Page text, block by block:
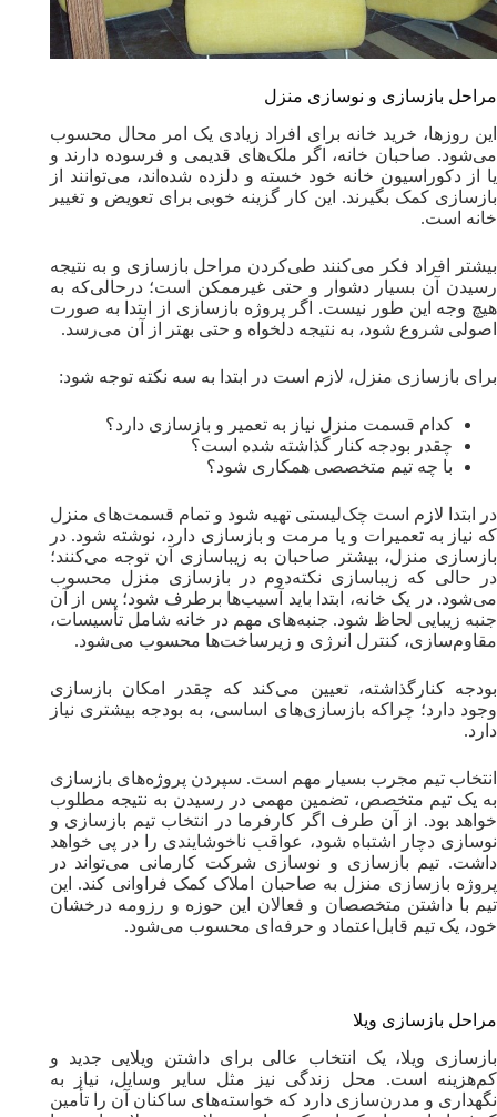
مراحل بازسازی و نوسازی منزل
این روزها، خرید خانه برای افراد زیادی یک امر محال محسوب
می‌شود. صاحبان خانه، اگر ملک‌های قدیمی و فرسوده دارند و
یا از دکوراسیون خانه خود خسته و دلزده شده‌اند، می‌توانند از
بازسازی کمک بگیرند. این کار گزینه خوبی برای تعویض و تغییر
خانه است.
بیشتر افراد فکر می‌کنند طی‌کردن مراحل بازسازی و به نتیجه
رسیدن آن بسیار دشوار و حتی غیرممکن است؛ درحالی‌که به
هیچ وجه این طور نیست. اگر پروژه بازسازی از ابتدا به صورت
اصولی شروع شود، به نتیجه دلخواه و حتی بهتر از آن می‌رسد.
برای بازسازی منزل، لازم است در ابتدا به سه نکته توجه شود:
کدام قسمت منزل نیاز به تعمیر و بازسازی دارد؟
چقدر بودجه کنار گذاشته شده است؟
با چه تیم متخصصی همکاری شود؟
در ابتدا لازم است چک‌لیستی تهیه شود و تمام قسمت‌های منزل
که نیاز به تعمیرات و یا مرمت و بازسازی دارد، نوشته شود. در
بازسازی منزل، بیشتر صاحبان به زیبا‌سازی آن توجه می‌کنند؛
در حالی که زیباسازی نکته‌دوم در بازسازی منزل محسوب
می‌شود. در یک خانه، ابتدا باید آسیب‌ها برطرف شود؛ پس از آن
جنبه زیبایی لحاظ شود. جنبه‌های مهم در خانه شامل تأسیسات،
مقاوم‌سازی، کنترل انرژی و زیرساخت‌ها محسوب می‌شود.
بودجه کنارگذاشته، تعیین می‌کند که چقدر امکان بازسازی
وجود دارد؛ چرا‌که بازسازی‌های اساسی، به بودجه بیشتری نیاز
دارد.
انتخاب تیم مجرب بسیار مهم است. سپردن پروژه‌های بازسازی
به یک تیم متخصص، تضمین مهمی در رسیدن به نتیجه مطلوب
خواهد بود. از آن طرف اگر کارفرما در انتخاب تیم بازسازی و‌
نوسازی دچار اشتباه شود، عواقب ناخوشایندی را در پی خواهد
داشت. تیم بازسازی و نوسازی شرکت کارمانی می‌تواند در
پروژه بازسازی منزل به صاحبان املاک کمک فراوانی کند. این
تیم با داشتن متخصصان و فعالان این حوزه و رزومه درخشان
خود، یک تیم قابل‌اعتماد و حرفه‌ای محسوب می‌شود.
مراحل بازسازی ویلا
بازسازی ویلا، یک انتخاب عالی برای داشتن ویلایی جدید و
کم‌هزینه است. محل زندگی نیز مثل سایر وسایل، نیاز به
نگهداری و مدرن‌سازی دارد که خواسته‌های ساکنان آن را تأمین